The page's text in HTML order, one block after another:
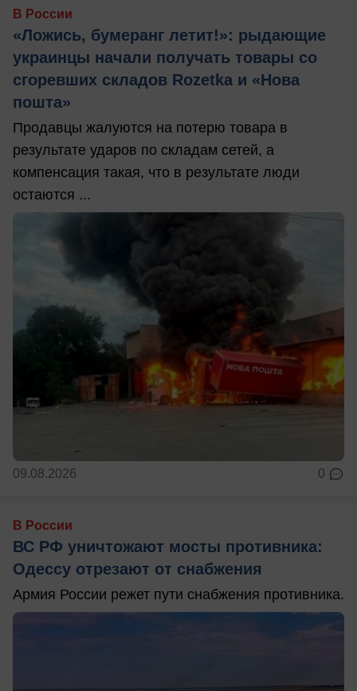
В России
«Ложись, бумеранг летит!»: рыдающие
украинцы начали получать товары со
сгоревших складов Rozetka и «Нова
пошта»
Продавцы жалуются на потерю товара в
результате ударов по складам сетей, а
компенсация такая, что в результате люди
остаются ...
09.08.2026 0
В России
ВС РФ уничтожают мосты противника:
Одессу отрезают от снабжения
Армия России режет пути снабжения противника.